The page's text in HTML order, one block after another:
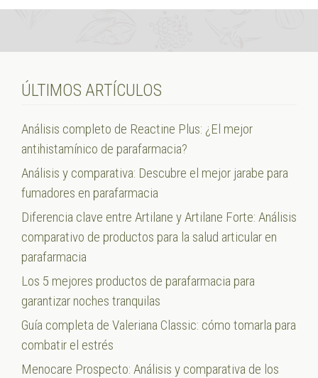
ÚLTIMOS ARTÍCULOS
Análisis completo de Reactine Plus: ¿El mejor
antihistamínico de parafarmacia?
Análisis y comparativa: Descubre el mejor jarabe para
fumadores en parafarmacia
Diferencia clave entre Artilane y Artilane Forte: Análisis
comparativo de productos para la salud articular en
parafarmacia
Los 5 mejores productos de parafarmacia para
garantizar noches tranquilas
Guía completa de Valeriana Classic: cómo tomarla para
combatir el estrés
Menocare Prospecto: Análisis y comparativa de los